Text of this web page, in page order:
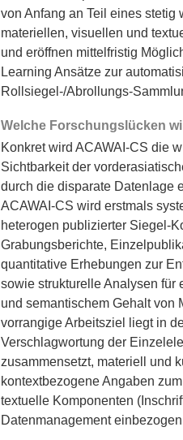
von Anfang an Teil eines
materiellen, visuellen und
und eröffnen mittelfristig
Learning Ansätze zur
Rollsiegel-/Abrollungs-
Welche Forschungslücken
Konkret wird ACAWAI-CS die
Sichtbarkeit der
durch die disparate Datenlage
ACAWAI-CS wird erstmals
heterogen publizierter Siegel-
Grabungsberichte,
quantitative Erhebungen zur
sowie strukturelle Analysen für
und semantischem Gehalt von
vorrangige Arbeitsziel liegt in
Verschlagwortung der
zusammensetzt, materiell und
kontextbezogene Angaben
textuelle Komponenten
Datenmanagement